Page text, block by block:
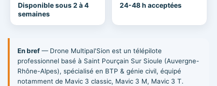
Disponible sous 2 à 4
semaines
24-48 h acceptées
En bref — Drone Multipal'Sion est un télépilote
professionnel basé à Saint Pourçain Sur Sioule (Auvergne-
Rhône-Alpes), spécialisé en BTP & génie civil, équipé
notamment de Mavic 3 classic, Mavic 3 M, Mavic 3 T.